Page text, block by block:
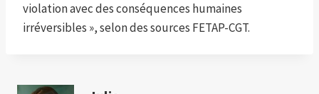
violation avec des conséquences humaines
irréversibles », selon des sources FETAP-CGT.